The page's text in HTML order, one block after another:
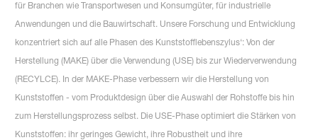
für Branchen wie Transportwesen und Konsumgüter, für industrielle
Anwendungen und die Bauwirtschaft. Unsere Forschung und Entwicklung
konzentriert sich auf alle Phasen des Kunststofflebenszylus‘: Von der
Herstellung (MAKE) über die Verwendung (USE) bis zur Wiederverwendung
(RECYLCE). In der MAKE-Phase verbessern wir die Herstellung von
Kunststoffen - vom Produktdesign über die Auswahl der Rohstoffe bis hin
zum Herstellungsprozess selbst. Die USE-Phase optimiert die Stärken von
Kunststoffen: ihr geringes Gewicht, ihre Robustheit und ihre